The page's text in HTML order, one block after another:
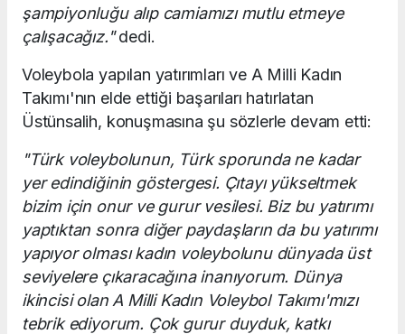
şampiyonluğu alıp camiamızı mutlu etmeye
çalışacağız."dedi.
Voleybola yapılan yatırımları ve A Milli Kadın
Takımı'nın elde ettiği başarıları hatırlatan
Üstünsalih, konuşmasına şu sözlerle devam etti:
"Türk voleybolunun, Türk sporunda ne kadar
yer edindiğinin göstergesi. Çıtayı yükseltmek
bizim için onur ve gurur vesilesi. Biz bu yatırımı
yaptıktan sonra diğer paydaşların da bu yatırımı
yapıyor olması kadın voleybolunu dünyada üst
seviyelere çıkaracağına inanıyorum. Dünya
ikincisi olan A Milli Kadın Voleybol Takımı'mızı
tebrik ediyorum. Çok gurur duyduk, katkı